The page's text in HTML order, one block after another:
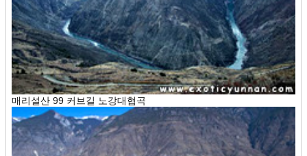
매리설산 99 커브길 노강대협곡